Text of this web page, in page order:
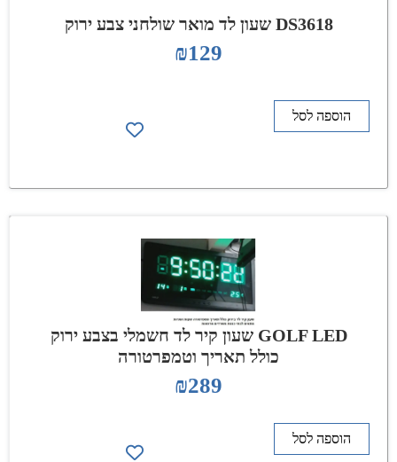
DS3618 שעון לד מואר שולחני צבע ירוק
₪129
הוספה לסל
GOLF LED שעון קיר לד חשמלי בצבע ירוק
כולל תאריך וטמפרטורה
₪289
הוספה לסל